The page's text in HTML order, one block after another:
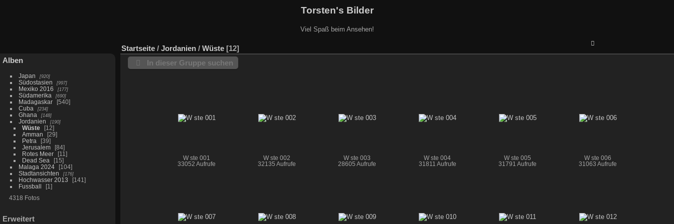
Torsten's Bilder
Viel Spaß beim Ansehen!
Alben
Japan 920
Südostasien 997
Mexiko 2016 177
Südamerika 690
Madagaskar
540
Cuba
234
Ghana 148
Jordanien 190
Wüste
12
Amman
29
Petra
39
Jerusalem
84
Rotes Meer
11
Dead Sea
15
Malaga 2024
104
Stadtansichten
176
Hochwasser 2013
141
Fussball
1
4318 Fotos
Erweitert
Startseite / Jordanien / Wüste 12
In dieser Gruppe suchen
W ste 001
33052 Aufrufe
W ste 002
32135 Aufrufe
W ste 003
28605 Aufrufe
W ste 004
31811 Aufrufe
W ste 005
31791 Aufrufe
W ste 006
31063 Aufrufe